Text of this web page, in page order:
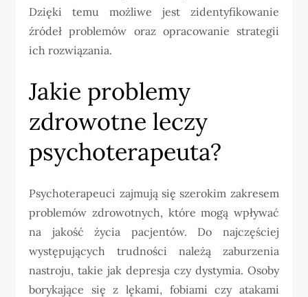
Dzięki temu możliwe jest zidentyfikowanie
źródeł problemów oraz opracowanie strategii
ich rozwiązania.
Jakie problemy
zdrowotne leczy
psychoterapeuta?
Psychoterapeuci zajmują się szerokim zakresem
problemów zdrowotnych, które mogą wpływać
na jakość życia pacjentów. Do najczęściej
występujących trudności należą zaburzenia
nastroju, takie jak depresja czy dystymia. Osoby
borykające się z lękami, fobiami czy atakami